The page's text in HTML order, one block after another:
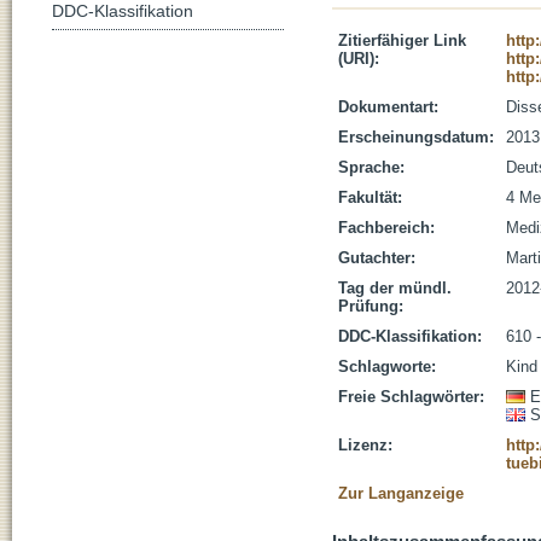
Zitierfähiger Link
(URI):
Dokumentart:
Erscheinungsdatum:
2013
Sprache:
Fakultät:
4
Fachbereich:
Gutachter:
Tag der mündl.
Prüfung:
DDC-Klassifikation:
610
Schlagworte:
Freie Schlagwörter:
Lizenz:
Zur Langanzeige
DDC-Klassifikation